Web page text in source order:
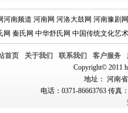
河南频道 河南网 河洛大鼓网 河南豫剧网
网 秦氏网 中华舒氏网 中国传统文化艺
首页 关于我们 联系我们 客户服务
Copyright© 2011
地址： 河南
电话：0371-86663763 传真